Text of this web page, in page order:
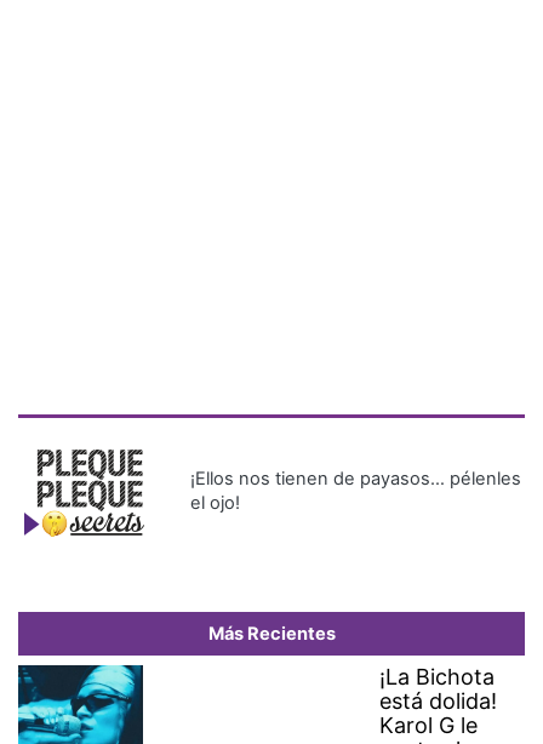
¡Ellos nos tienen de payasos… pélenles
el ojo!
Más Recientes
¡La Bichota
está dolida!
Karol G le